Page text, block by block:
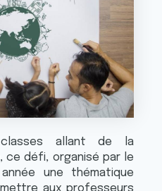
allant de la
ce défi, organisé par le
une thématique